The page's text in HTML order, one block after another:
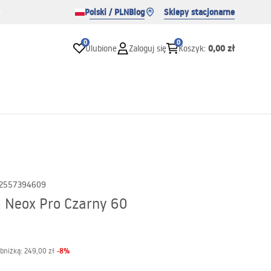
Polski / PLNBlog Sklepy stacjonarne
0
Ulubione Zaloguj się
0
Koszyk: 0,00 zł
Neox Pro Czarny 60
249,00 zł -8%